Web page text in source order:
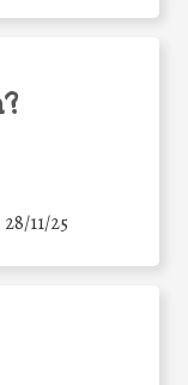
28/11/25